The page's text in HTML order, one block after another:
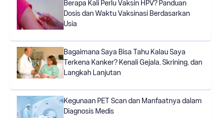
Berapa Kali Perlu Vaksin HPV? Panduan
Dosis dan Waktu Vaksinasi Berdasarkan
Usia
Bagaimana Saya Bisa Tahu Kalau Saya
Terkena Kanker? Kenali Gejala, Skrining, dan
Langkah Lanjutan
Kegunaan PET Scan dan Manfaatnya dalam
Diagnosis Medis